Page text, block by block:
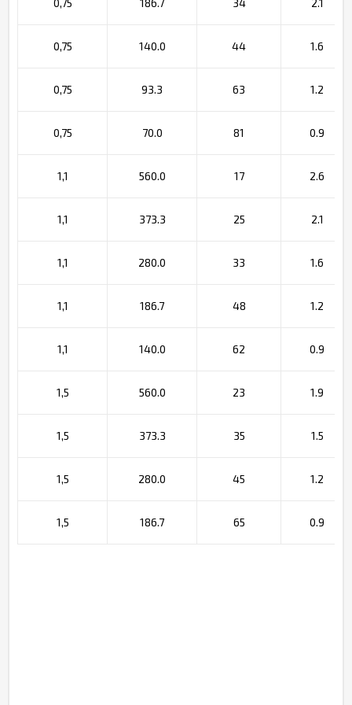
0,75 186.7 34 2.1
0,75 140.0 44 1.6
0,75 93.3 63 1.2
0,75 70.0 81 0.9
1,1 560.0 17 2.6
1,1 373.3 25 2.1
1,1 280.0 33 1.6
1,1 186.7 48 1.2
1,1 140.0 62 0.9
1,5 560.0 23 1.9
1,5 373.3 35 1.5
1,5 280.0 45 1.2
1,5 186.7 65 0.9